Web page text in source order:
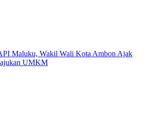
Maluku, Wakil Wali Kota Ambon Ajak
UMKM